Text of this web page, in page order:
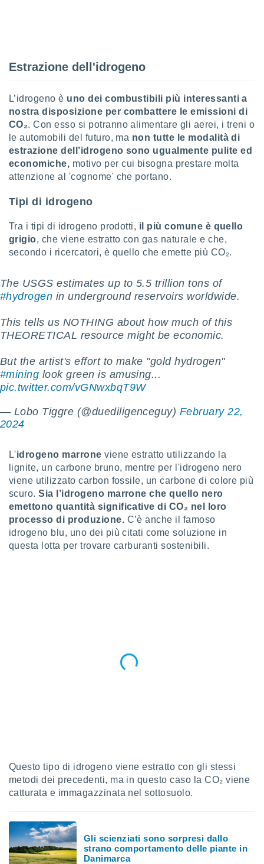
di
dati
sulla
al quale
dei
facendo
cookie
il
dei
su
la
della
creare
profili
di
per la
dei
Estrazione dell'idrogeno
L’idrogeno è uno dei combustibili più interessanti a
nostra disposizione per combattere le emissioni di
CO₂. Con esso si potranno alimentare gli aerei, i treni o
le automobili del futuro, ma non tutte le modalità di
estrazione dell’idrogeno sono ugualmente pulite ed
economiche, motivo per cui bisogna prestare molta
attenzione al 'cognome' che portano.
Tipi di idrogeno
Tra i tipi di idrogeno prodotti, il più comune è quello
grigio, che viene estratto con gas naturale e che,
secondo i ricercatori, è quello che emette più CO₂.
The USGS estimates up to 5.5 trillion tons of
#hydrogen in underground reservoirs worldwide.
This tells us NOTHING about how much of this
THEORETICAL resource might be economic.
But the artist's effort to make "gold hydrogen"
#mining look green is amusing...
pic.twitter.com/vGNwxbqT9W
— Lobo Tiggre (@duediligenceguy) February 22,
2024
L'idrogeno marrone viene estratto utilizzando la
lignite, un carbone bruno, mentre per l'idrogeno nero
viene utilizzato carbon fossile, un carbone di colore più
scuro.Sia l’idrogeno marrone che quello nero
emettono quantità significative di CO₂ nel loro
processo di produzione. C’è anche il famoso
idrogeno blu, uno dei più citati come soluzione in
questa lotta per trovare carburanti sostenibili.
Questo tipo di idrogeno viene estratto con gli stessi
metodi dei precedenti, ma in questo caso la CO₂ viene
catturata e immagazzinata nel sottosuolo.
Gli scienziati sono sorpresi dallo
strano comportamento delle piante in
Danimarca